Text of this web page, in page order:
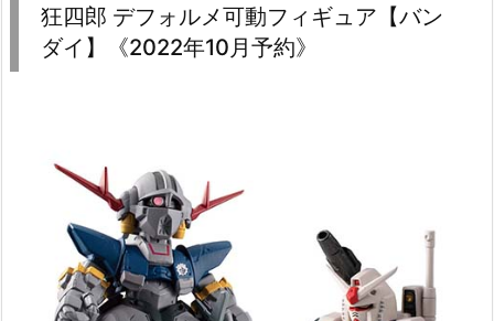
狂四郎 デフォルメ可動フィギュア【バン
ダイ】《2022年10月予約》